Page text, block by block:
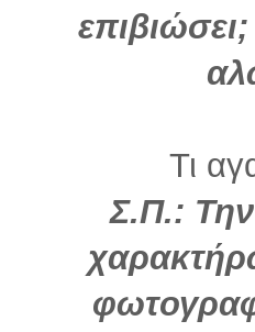
Τι
Σ.Π.: